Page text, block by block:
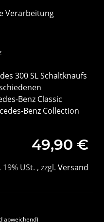
Verarbeitung
300 SL Schaltknaufs
Benz Classic
Benz Collection
49,90 €
19% USt. , zzgl. Versand
abweichend)